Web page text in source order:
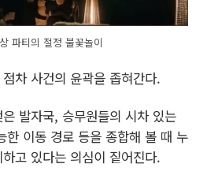
파티의 절정 불꽃놀이
차 사건의 윤곽을 좁혀간다.
발자국, 승무원들의 시차 있는
한 이동 경로 등을 종합해 볼 때 누
고 있다는 의심이 짙어진다.